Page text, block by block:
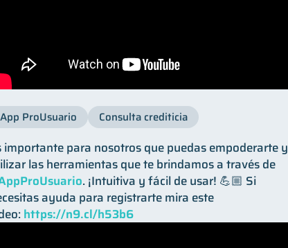
App ProUsuario Consulta crediticia
importante para nosotros que puedas empoderarte y
las herramientas que te brindamos a través de
. ¡Intuitiva y fácil de usar! 💪🏼 Si
ayuda para registrarte mira este
https://n9.cl/h53b6